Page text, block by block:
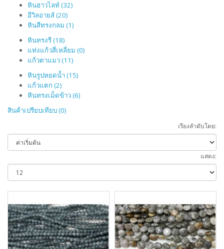
หินฮาวไลท์ (32)
อีวิลอายส์ (20)
หินสีทรงกลม (1)
หินทรงรี (18)
แท่งแก้วสี่เหลี่ยม (0)
แก้วตาแมว (11)
หินรูปหยดน้ำ (15)
แก้วแตก (2)
หินทรงเม็ดข้าว (6)
สินค้าเปรียบเทียบ (0)
เรียงลำดับโดย:
แสดง: